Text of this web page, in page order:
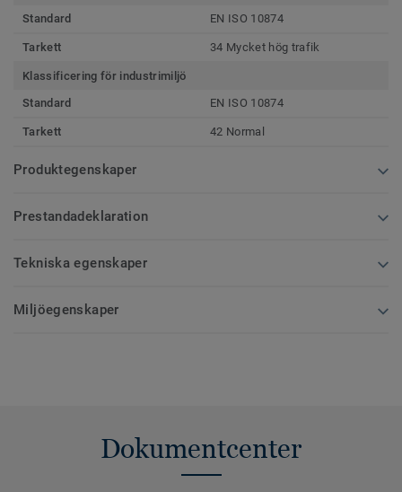
Standard
EN ISO 10874
Tarkett 34 Mycket hög trafik
Klassificering för industrimiljö
Standard
EN ISO 10874
Tarkett 42 Normal
Produktegenskaper
Prestandadeklaration
Tekniska egenskaper
Miljöegenskaper
Dokumentcenter